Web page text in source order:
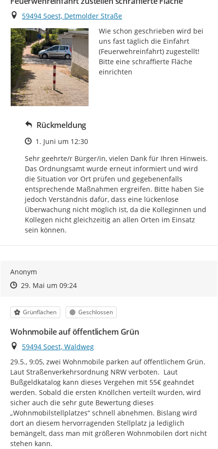
Ort
59494 Soest, Detmolder Straße
Wie schon geschrieben wird bei
uns fast täglich die Einfahrt
(Feuerwehreinfahrt) zugestellt!
Bitte eine schraffierte Fläche
einrichten
Rückmeldung
Zeitpunkt des Erstellens
1. Juni um 12:30
Sehr geehrte/r Bürger/in, vielen Dank für Ihren Hinweis.
Das Ordnungsamt wurde erneut informiert und wird
die Situation vor Ort prüfen und gegebenenfalls
entsprechende Maßnahmen ergreifen. Bitte haben Sie
jedoch Verständnis dafür, dass eine lückenlose
Überwachung nicht möglich ist, da die Kolleginnen und
Kollegen nicht gleichzeitig an allen Orten im Einsatz
sein können.
Anonym
Zeitpunkt des Erstellens
Zeitpunkt des Erstellens
29. Mai um 09:24Zur Äußerung
Kategorie
Grünflächen Status
Geschlossen
Wohnmobile auf öffentlichem Grün
Ort
59494 Soest, Waldweg
29.5., 9:05, zwei Wohnmobile parken auf öffentlichem Grün.
Laut Straßenverkehrsordnung NRW verboten.  Laut
Bußgeldkatalog kann dieses Vergehen mit 55€ geahndet
werden. Sobald die ersten Knöllchen verteilt wurden, wird
sicher auch die sehr gute Bewertung dieses
„Wohnmobilstellplatzes“ schnell abnehmen. Bislang wird
dort an diesem hervorragenden Stellplatz ja lediglich
bemängelt, dass man mit größeren Wohnmobilen dort nicht
stehen kann.